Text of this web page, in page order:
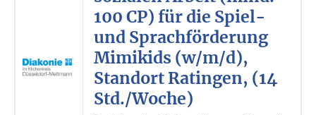
100 CP) für die Spiel-
und Sprachförderung
Mimikids (w/m/d),
Standort Ratingen, (14
Std./Woche)